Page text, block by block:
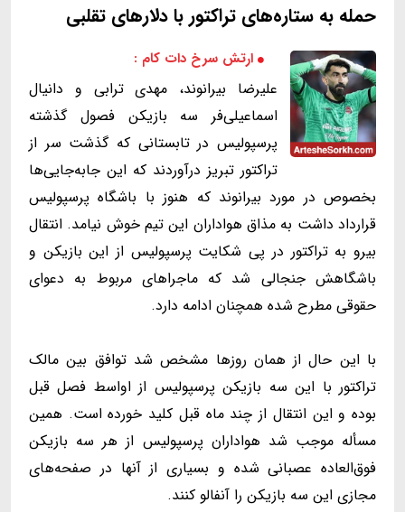
حمله به ستاره‌های تراکتور با دلارهای تقلبی
ارتش سرخ دات کام :
علیرضا بیرانوند، مهدی ترابی و دانیال
اسماعیلی‌فر سه بازیکن فصول گذشته
پرسپولیس در تابستانی که گذشت سر از
تراکتور تبریز درآوردند که این جابه‌جایی‌ها
بخصوص در مورد بیرانوند که هنوز با باشگاه پرسپولیس
قرارداد داشت به مذاق هواداران این تیم خوش نیامد. انتقال
بیرو به تراکتور در پی شکایت پرسپولیس از این بازیکن و
باشگاهش جنجالی شد که ماجراهای مربوط به دعوای
حقوقی مطرح شده همچنان ادامه دارد.
با این حال از همان روزها مشخص شد توافق بین مالک
تراکتور با این سه بازیکن پرسپولیس از اواسط فصل قبل
بوده و این انتقال از چند ماه قبل کلید خورده است. همین
مسأله موجب شد هواداران پرسپولیس از هر سه بازیکن
فوق‌العاده عصبانی شده و بسیاری از آنها در صفحه‌های
مجازی این سه بازیکن را آنفالو کنند.